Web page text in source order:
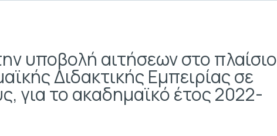
υποβολή αιτήσεων στο πλαίσιο
Διδακτικής Εμπειρίας σε
για το ακαδημαϊκό έτος 2022-